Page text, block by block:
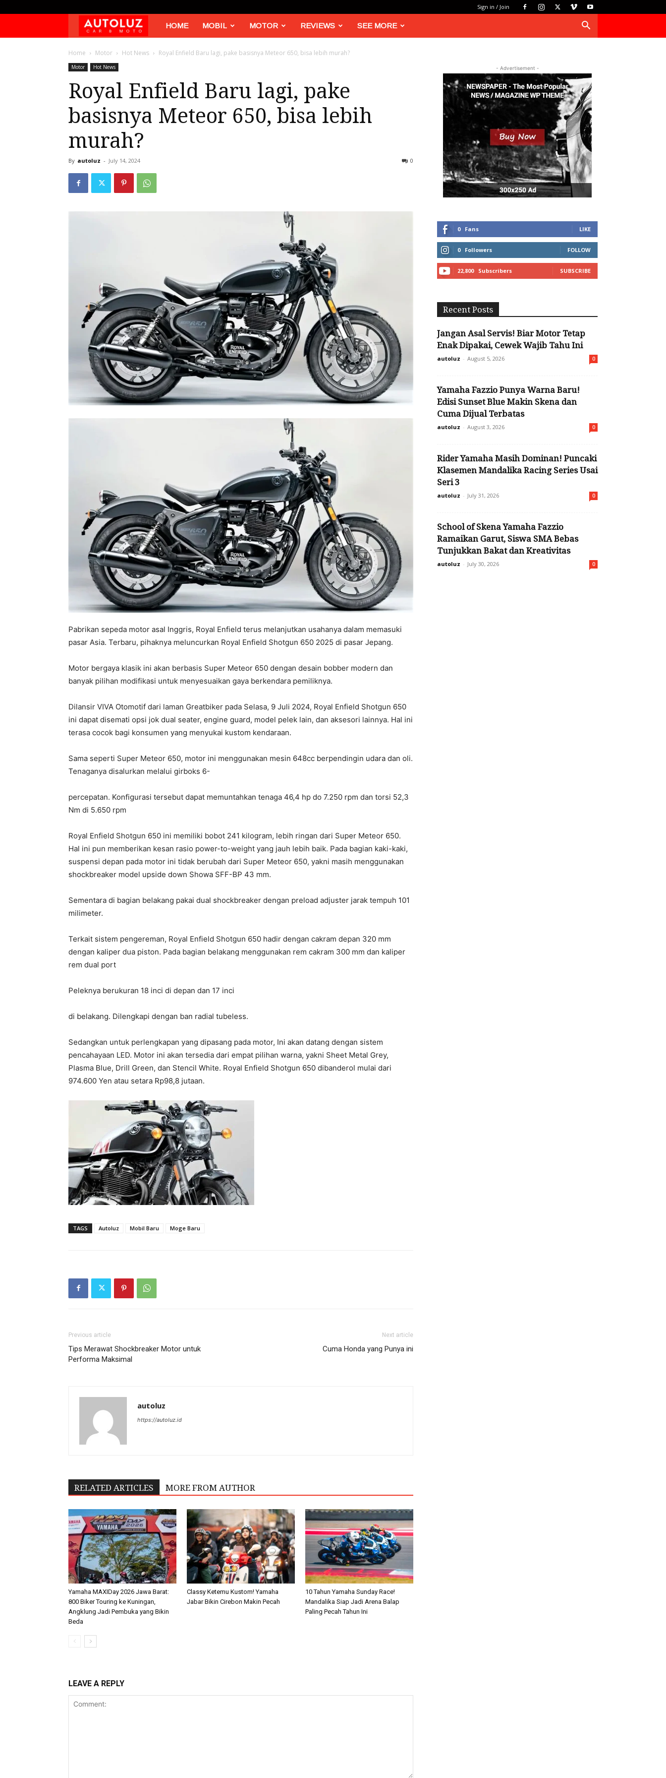
Sign in / Join
Autoluz
HOME MOBIL MOTOR REVIEWS SEE MORE
Home Motor Hot News Royal Enfield Baru lagi, pake basisnya Meteor 650, bisa lebih murah?
Motor Hot News
Royal Enfield Baru lagi, pake
basisnya Meteor 650, bisa lebih
murah?
By autoluz - July 14, 2024 0
Pabrikan sepeda motor asal Inggris, Royal Enfield terus melanjutkan usahanya dalam memasuki
pasar Asia. Terbaru, pihaknya meluncurkan Royal Enfield Shotgun 650 2025 di pasar Jepang.
Motor bergaya klasik ini akan berbasis Super Meteor 650 dengan desain bobber modern dan
banyak pilihan modifikasi untuk menyesuaikan gaya berkendara pemiliknya.
Dilansir VIVA Otomotif dari laman Greatbiker pada Selasa, 9 Juli 2024, Royal Enfield Shotgun 650
ini dapat disemati opsi jok dual seater, engine guard, model pelek lain, dan aksesori lainnya. Hal ini
terasa cocok bagi konsumen yang menyukai kustom kendaraan.
Sama seperti Super Meteor 650, motor ini menggunakan mesin 648cc berpendingin udara dan oli.
Tenaganya disalurkan melalui girboks 6-
percepatan. Konfigurasi tersebut dapat memuntahkan tenaga 46,4 hp do 7.250 rpm dan torsi 52,3
Nm di 5.650 rpm
Royal Enfield Shotgun 650 ini memiliki bobot 241 kilogram, lebih ringan dari Super Meteor 650.
Hal ini pun memberikan kesan rasio power-to-weight yang jauh lebih baik. Pada bagian kaki-kaki,
suspensi depan pada motor ini tidak berubah dari Super Meteor 650, yakni masih menggunakan
shockbreaker model upside down Showa SFF-BP 43 mm.
Sementara di bagian belakang pakai dual shockbreaker dengan preload adjuster jarak tempuh 101
milimeter.
Terkait sistem pengereman, Royal Enfield Shotgun 650 hadir dengan cakram depan 320 mm
dengan kaliper dua piston. Pada bagian belakang menggunakan rem cakram 300 mm dan kaliper
rem dual port
Peleknya berukuran 18 inci di depan dan 17 inci
di belakang. Dilengkapi dengan ban radial tubeless.
Sedangkan untuk perlengkapan yang dipasang pada motor, Ini akan datang dengan sistem
pencahayaan LED. Motor ini akan tersedia dari empat pilihan warna, yakni Sheet Metal Grey,
Plasma Blue, Drill Green, dan Stencil White. Royal Enfield Shotgun 650 dibanderol mulai dari
974.600 Yen atau setara Rp98,8 jutaan.
TAGS Autoluz Mobil Baru Moge Baru
Previous article
Tips Merawat Shockbreaker Motor untuk
Performa Maksimal
Next article
Cuma Honda yang Punya ini
autoluz
https://autoluz.id
RELATED ARTICLES MORE FROM AUTHOR
Yamaha MAXIDay 2026 Jawa Barat:
800 Biker Touring ke Kuningan,
Angklung Jadi Pembuka yang Bikin
Beda
Classy Ketemu Kustom! Yamaha
Jabar Bikin Cirebon Makin Pecah
10 Tahun Yamaha Sunday Race!
Mandalika Siap Jadi Arena Balap
Paling Pecah Tahun Ini
LEAVE A REPLY
- Advertisement -
0 Fans LIKE
0 Followers FOLLOW
22,800 Subscribers SUBSCRIBE
Recent Posts
Jangan Asal Servis! Biar Motor Tetap
Enak Dipakai, Cewek Wajib Tahu Ini
autoluz - August 5, 2026 0
Yamaha Fazzio Punya Warna Baru!
Edisi Sunset Blue Makin Skena dan
Cuma Dijual Terbatas
autoluz - August 3, 2026 0
Rider Yamaha Masih Dominan! Puncaki
Klasemen Mandalika Racing Series Usai
Seri 3
autoluz - July 31, 2026 0
School of Skena Yamaha Fazzio
Ramaikan Garut, Siswa SMA Bebas
Tunjukkan Bakat dan Kreativitas
autoluz - July 30, 2026 0